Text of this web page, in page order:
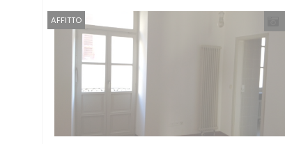
AFFITTO